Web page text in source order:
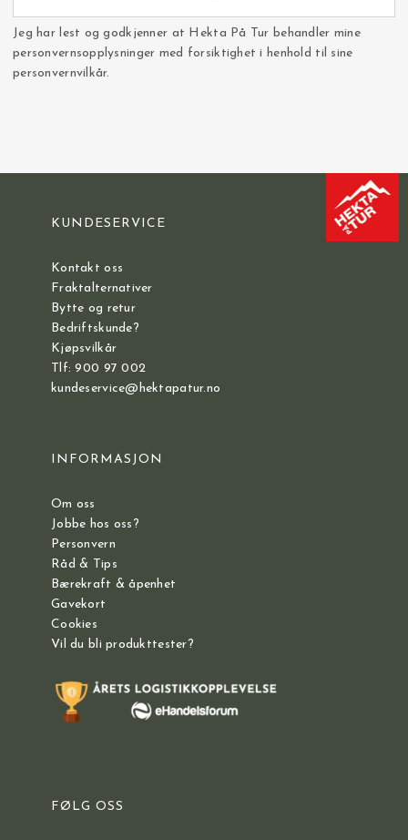
Jeg har lest og godkjenner at Hekta På Tur behandler mine
personvernsopplysninger med forsiktighet i henhold til sine
personvernvilkår.
KUNDESERVICE
Kontakt oss
Fraktalternativer
Bytte og retur
Bedriftskunde?
Kjøpsvilkår
Tlf: 900 97 002
kundeservice@hektapatur.no
INFORMASJON
Om oss
Jobbe hos oss?
Personvern
Råd & Tips
Bærekraft & åpenhet
Gavekort
Cookies
Vil du bli produkttester?
FØLG OSS